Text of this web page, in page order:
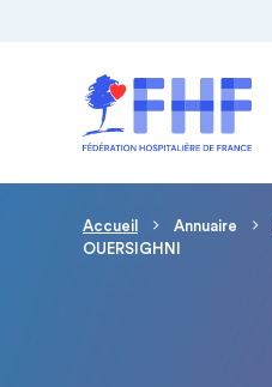
Fil d'Ariane
Accueil Annuaire
OUERSIGHNI